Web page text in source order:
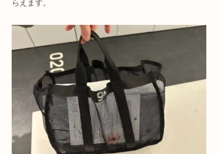
らえます。